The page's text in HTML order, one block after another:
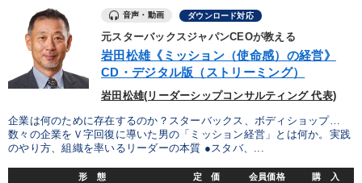
音声・動画 ダウンロード対応
元スターバックスジャパンCEOが教える
岩田松雄《ミッション（使命感）の経営》
CD・デジタル版（ストリーミング）
岩田松雄(リーダーシップコンサルティング 代表)
企業は何のために存在するのか？スターバックス、ボディショップ…
数々の企業をＶ字回復に導いた男の「ミッション経営」とは何か。実践
のやり方、組織を率いるリーダーの本質 ●スタバ、...
形 態 定 価 会員価格 購 入